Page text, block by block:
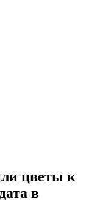
цветы к
в